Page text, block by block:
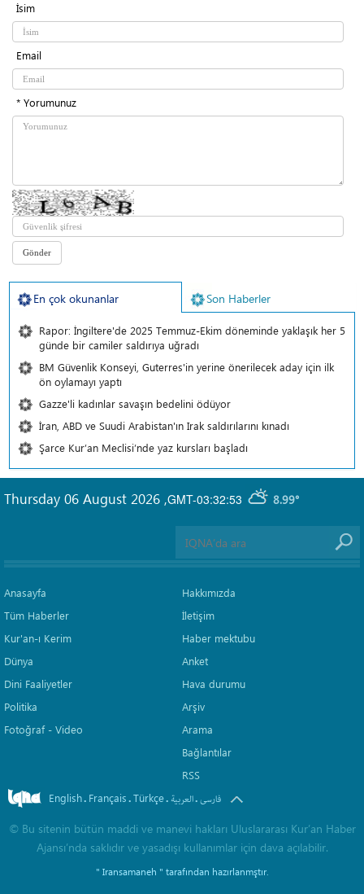
İsim
Email
* Yorumunuz
En çok okunanlar Son Haberler
Rapor: İngiltere'de 2025 Temmuz-Ekim döneminde yaklaşık her 5
günde bir camiler saldırıya uğradı
BM Güvenlik Konseyi, Guterres'in yerine önerilecek aday için ilk
ön oylamayı yaptı
Gazze'li kadınlar savaşın bedelini ödüyor
İran, ABD ve Suudi Arabistan'ın Irak saldırılarını kınadı
Şarce Kur’an Meclisi’nde yaz kursları başladı
GMT-03:32:53 8.99°
Thursday 06 August 2026 ,
Anasayfa
Tüm Haberler
Kur'an-ı Kerim
Dünya
Dini Faaliyetler
Politika
Fotoğraf - Video
Hakkımızda
İletişim
Haber mektubu
Anket
Hava durumu
Arşiv
Arama
Bağlantılar
RSS
English. Français.Türkçe. العربیة.فارسی
© Bu sitenin bütün maddi ve manevi hakları Uluslararası Kur’an Haber
Ajansı’nda saklıdır ve yasadışı kullanımlar için dava açılabilir.
" Iransamaneh " tarafından hazırlanmştır.